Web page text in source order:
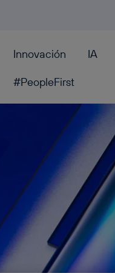
Innovación IA
#PeopleFirst